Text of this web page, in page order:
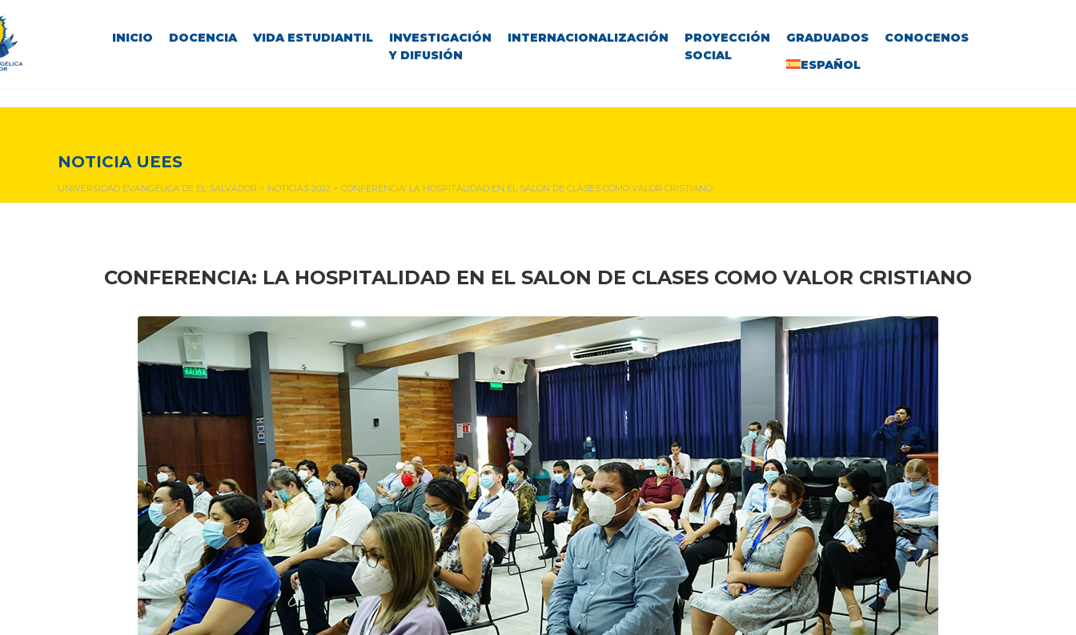
INICIO DOCENCIA VIDA ESTUDIANTIL
INVESTIGACIÓN
Y DIFUSIÓN
INTERNACIONALIZACIÓN
PROYECCIÓN
SOCIAL
GRADUADOS
CONOCENOS
ESPAÑOL
NOTICIA UEES
UNIVERSIDAD EVANGÉLICA DE EL SALVADOR > NOTICIAS 2022 > CONFERENCIA: LA HOSPITALIDAD EN EL SALON DE CLASES COMO VALOR CRISTIANO
CONFERENCIA: LA HOSPITALIDAD EN EL SALON DE CLASES COMO VALOR CRISTIANO